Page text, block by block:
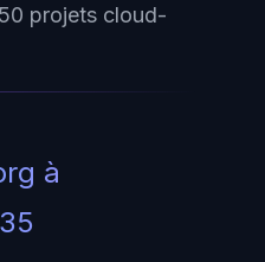
projets cloud-
à